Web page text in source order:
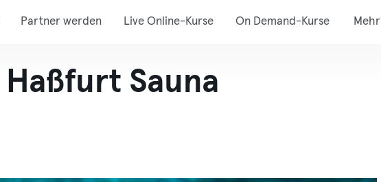
Partner werden Live Online-Kurse On Demand-Kurse Mehr
Sauna